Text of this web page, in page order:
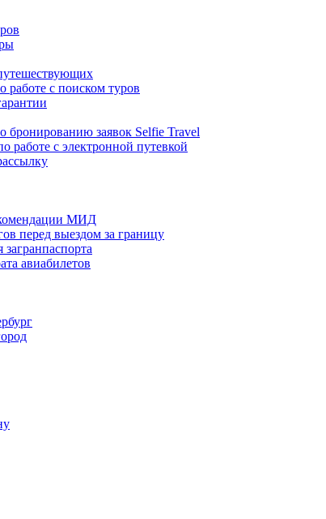
работе с поиском туров
бронированию заявок Selfie Travel
работе с электронной путевкой
МИД
перед выездом за границу
авиабилетов